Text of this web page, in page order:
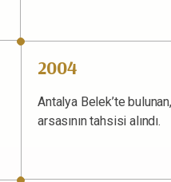
2004
Antalya Belek’te
arsasının tahsisi alındı.